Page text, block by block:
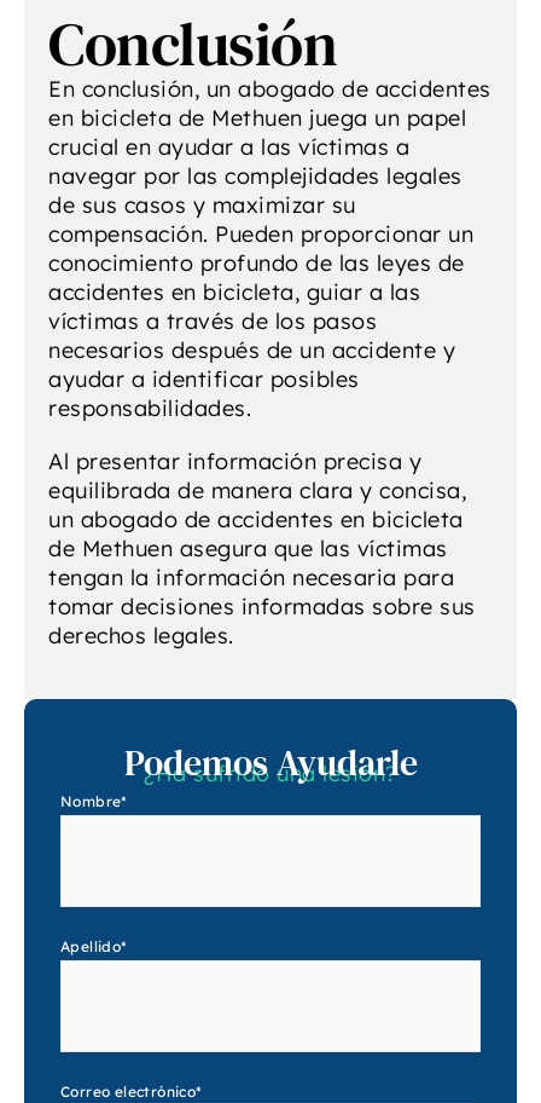
Conclusión
En conclusión, un abogado de accidentes
en bicicleta de Methuen juega un papel
crucial en ayudar a las víctimas a
navegar por las complejidades legales
de sus casos y maximizar su
compensación. Pueden proporcionar un
conocimiento profundo de las leyes de
accidentes en bicicleta, guiar a las
víctimas a través de los pasos
necesarios después de un accidente y
ayudar a identificar posibles
responsabilidades.
Al presentar información precisa y
equilibrada de manera clara y concisa,
un abogado de accidentes en bicicleta
de Methuen asegura que las víctimas
tengan la información necesaria para
tomar decisiones informadas sobre sus
derechos legales.
¿Ha sufrido una lesión?
Podemos Ayudarle
Nombre*
Apellido*
Correo electrónico*